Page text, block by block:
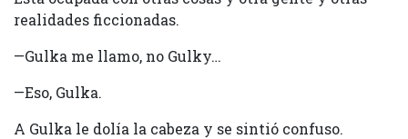
realidades ficcionadas.
—Gulka me llamo, no Gulky…
—Eso, Gulka.
A Gulka le dolía la cabeza y se sintió confuso.